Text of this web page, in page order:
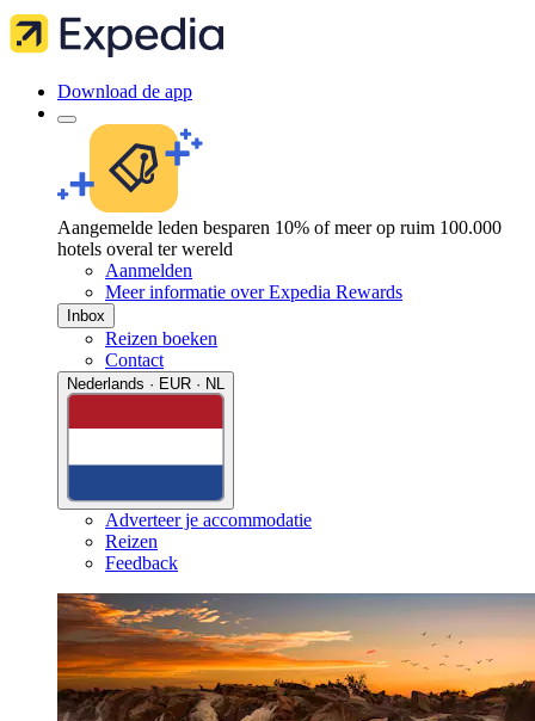
Download de app
Aangemelde leden besparen 10% of meer op ruim 100.000
hotels overal ter wereld
Aanmelden
Meer informatie over Expedia Rewards
Inbox
Reizen boeken
Contact
Nederlands · EUR · NL
Adverteer je accommodatie
Reizen
Feedback